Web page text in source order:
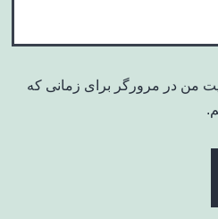
من در مرورگر برای زمانی که